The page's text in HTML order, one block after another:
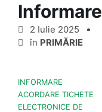
Informare
2 Iulie 2025
în PRIMĂRIE
INFORMARE
ACORDARE TICHETE
ELECTRONICE DE